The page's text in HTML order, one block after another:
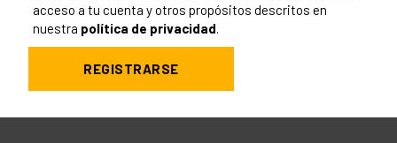
acceso a tu cuenta y otros propósitos descritos en
nuestra política de privacidad.
REGISTRARSE